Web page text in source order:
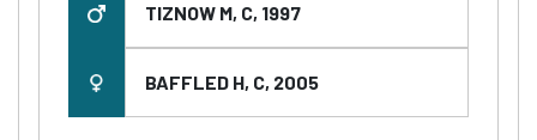
TIZNOW M, C, 1997
BAFFLED H, C, 2005